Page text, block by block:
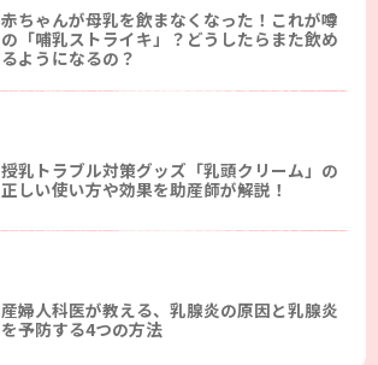
赤ちゃんが母乳を飲まなくなった！これが噂
の「哺乳ストライキ」？どうしたらまた飲め
るようになるの？
授乳トラブル対策グッズ「乳頭クリーム」の
正しい使い方や効果を助産師が解説！
産婦人科医が教える、乳腺炎の原因と乳腺炎
を予防する4つの方法